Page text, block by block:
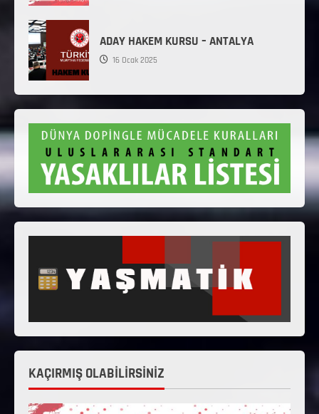
ADAY HAKEM KURSU – ANTALYA
16 Ocak 2025
KAÇIRMIŞ OLABİLİRSİNİZ